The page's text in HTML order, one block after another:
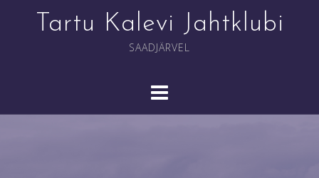
Tartu Kalevi Jahtklubi
SAADJÄRVEL